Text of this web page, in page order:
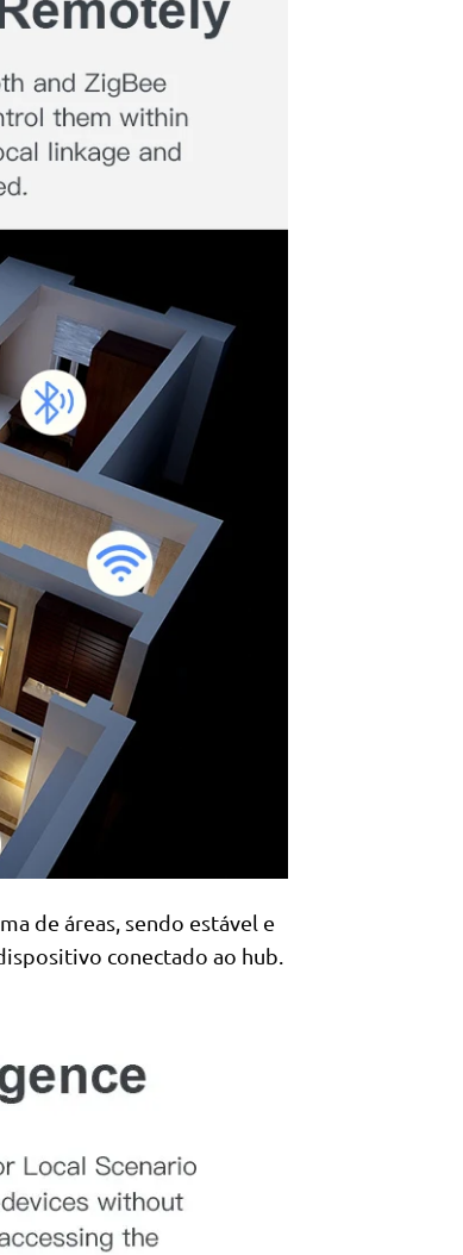
de áreas, sendo estável e
conectado ao hub.